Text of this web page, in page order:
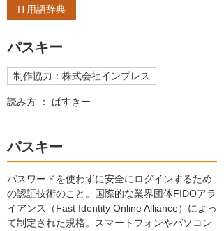
IT用語辞典
パスキー
制作協力：株式会社インプレス
読み方 ： ぱすきー
パスキー
パスワードを使わずに安全にログインするため
の認証技術のこと。国際的な業界団体FIDOアラ
イアンス（Fast Identity Online Alliance）によっ
て制定された規格。スマートフォンやパソコン